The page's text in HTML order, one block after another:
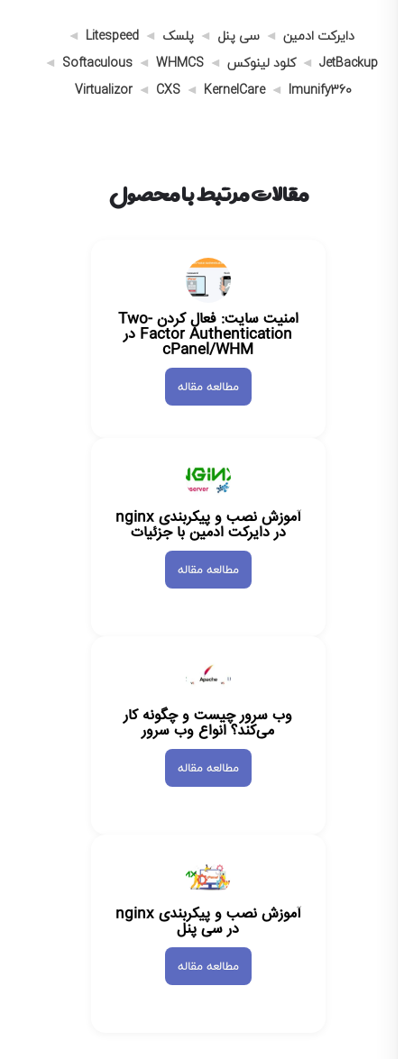
دایرکت ادمین سی پنل پلسک
Litespeed
JetBackup
کلود لینوکس WHMCS
Softaculous
Imunify360
KernelCare
CXS
Virtualizor
مقالات مرتبط با محصول
امنیت سایت: فعال کردن Two-
Factor Authentication در
cPanel/WHM
مطالعه مقاله
آموزش نصب و پیکربندی nginx
در دایرکت ادمین با جزئیات
مطالعه مقاله
وب سرور چیست و چگونه کار
می‌کند؟ انواع وب سرور
مطالعه مقاله
آموزش نصب و پیکربندی nginx
در سی پنل
مطالعه مقاله